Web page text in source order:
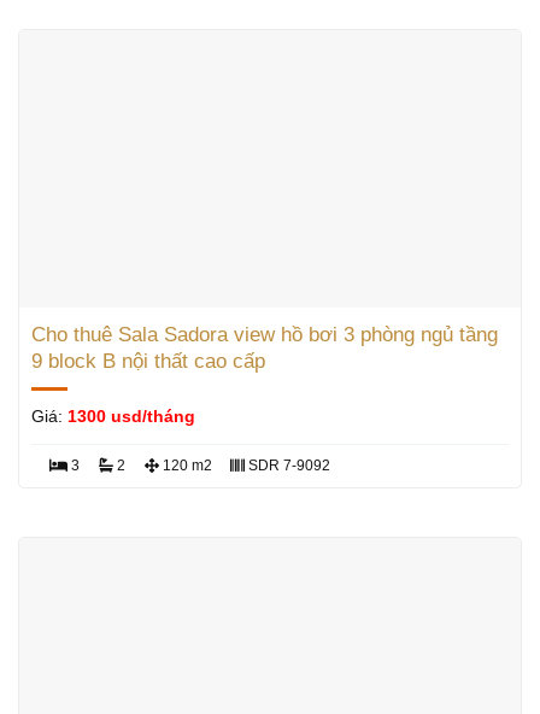
Cho thuê Sala Sadora view hồ bơi 3 phòng ngủ tầng
9 block B nội thất cao cấp
Giá: 1300 usd/tháng
3 2 120 m2 SDR 7-9092